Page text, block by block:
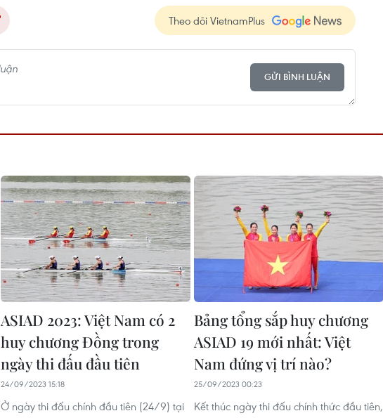
Theo dõi VietnamPlus
GỬI BÌNH LUẬN
ASIAD 2023: Việt Nam có 2
huy chương Đồng trong
ngày thi đấu đầu tiên
24/09/2023 15:18
Ở ngày thi đấu chính đầu tiên (24/9) tại
Bảng tổng sắp huy chương
ASIAD 19 mới nhất: Việt
Nam đứng vị trí nào?
25/09/2023 00:23
Kết thúc ngày thi đấu chính thức đầu tiên,